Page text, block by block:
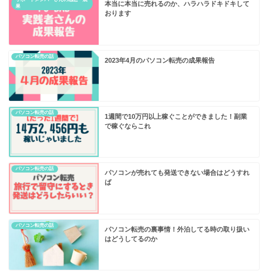
果
本当に本当に売れるのか、ハラハラドキドキして
おります
パソコン転売の話
2023年4月のパソコン転売の成果報告
パソコン転売の話
1週間で10万円以上稼ぐことができました！副業
で稼ぐならこれ
パソコン転売の話
パソコンが売れても発送できない場合はどうすれ
ば
パソコン転売の話
パソコン転売の裏事情！外泊してる時の取り扱い
はどうしてるのか